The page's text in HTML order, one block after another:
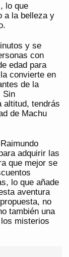
lo que
a la belleza y
y se
con
edad para
convierte en
de la
Sin
altitud, tendrás
de Machu
adquirir las
que mejor se
lo que añade
aventura
no
también una
misterios